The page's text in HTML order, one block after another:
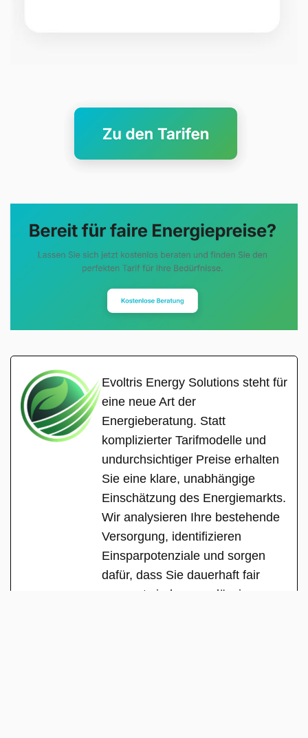
Evoltris Energy Solutions steht für
eine neue Art der
Energieberatung. Statt
komplizierter Tarifmodelle und
undurchsichtiger Preise erhalten
Sie eine klare, unabhängige
Einschätzung des Energiemarkts.
Wir analysieren Ihre bestehende
Versorgung, identifizieren
Einsparpotenziale und sorgen
dafür, dass Sie dauerhaft fair
versorgt sind – zuverlässig,